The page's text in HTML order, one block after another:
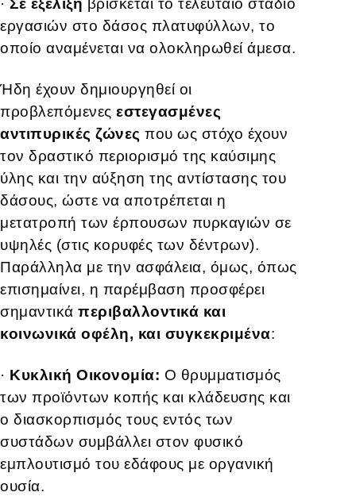
· Σε εξέλιξη βρίσκεται το τελευταίο στάδιο
εργασιών στο δάσος πλατυφύλλων, το
οποίο αναμένεται να ολοκληρωθεί άμεσα.
Ήδη έχουν δημιουργηθεί οι
προβλεπόμενες εστεγασμένες
αντιπυρικές ζώνες που ως στόχο έχουν
τον δραστικό περιορισμό της καύσιμης
ύλης και την αύξηση της αντίστασης του
δάσους, ώστε να αποτρέπεται η
μετατροπή των έρπουσων πυρκαγιών σε
υψηλές (στις κορυφές των δέντρων).
Παράλληλα με την ασφάλεια, όμως, όπως
επισημαίνει, η παρέμβαση προσφέρει
σημαντικά περιβαλλοντικά και
κοινωνικά οφέλη, και συγκεκριμένα:
· Κυκλική Οικονομία: Ο θρυμματισμός
των προϊόντων κοπής και κλάδευσης και
ο διασκορπισμός τους εντός των
συστάδων συμβάλλει στον φυσικό
εμπλουτισμό του εδάφους με οργανική
ουσία.